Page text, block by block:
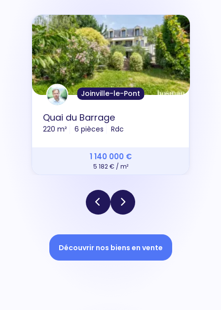
Joinville-le-Pont
Quai du Barrage
220 m² 6 pièces Rdc
1 140 000 €
5 182 € / m²
Découvrir nos biens en vente